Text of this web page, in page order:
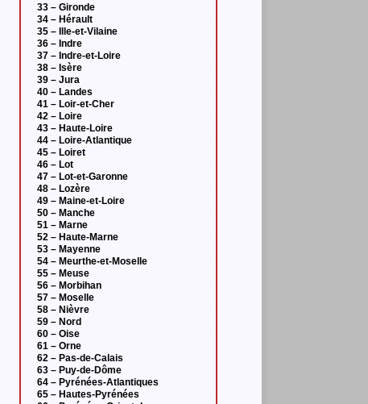
33 – Gironde
34 – Hérault
35 – Ille-et-Vilaine
36 – Indre
37 – Indre-et-Loire
38 – Isère
39 – Jura
40 – Landes
41 – Loir-et-Cher
42 – Loire
43 – Haute-Loire
44 – Loire-Atlantique
45 – Loiret
46 – Lot
47 – Lot-et-Garonne
48 – Lozère
49 – Maine-et-Loire
50 – Manche
51 – Marne
52 – Haute-Marne
53 – Mayenne
54 – Meurthe-et-Moselle
55 – Meuse
56 – Morbihan
57 – Moselle
58 – Nièvre
59 – Nord
60 – Oise
61 – Orne
62 – Pas-de-Calais
63 – Puy-de-Dôme
64 – Pyrénées-Atlantiques
65 – Hautes-Pyrénées